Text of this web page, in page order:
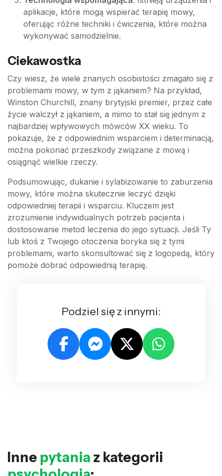
aplikacje, które mogą wspierać terapię mowy,
oferując różne techniki i ćwiczenia, które można
wykonywać samodzielnie.
Ciekawostka
Czy wiesz, że wiele znanych osobistości zmagało się z
problemami mowy, w tym z jąkaniem? Na przykład,
Winston Churchill, znany brytyjski premier, przez całe
życie walczył z jąkaniem, a mimo to stał się jednym z
najbardziej wpływowych mówców XX wieku. To
pokazuje, że z odpowiednim wsparciem i determinacją,
można pokonać przeszkody związane z mową i
osiągnąć wielkie rzeczy.
Podsumowując, dukanie i sylabizowanie to zaburzenia
mowy, które można skutecznie leczyć dzięki
odpowiedniej terapii i wsparciu. Kluczem jest
zrozumienie indywidualnych potrzeb pacjenta i
dostosowanie metod leczenia do jego sytuacji. Jeśli Ty
lub ktoś z Twojego otoczenia boryka się z tymi
problemami, warto skonsultować się z logopedą, który
pomoże dobrać odpowiednią terapię.
Podziel się z innymi:
Inne pytania z kategorii